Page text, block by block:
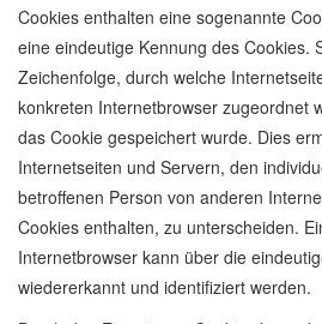
Cookies enthalten eine sogenannte
eine eindeutige Kennung des Cookies.
Zeichenfolge, durch welche
konkreten Internetbrowser zugeordnet
das Cookie gespeichert wurde. Dies
Internetseiten und Servern, den
betroffenen Person von anderen
Cookies enthalten, zu unterscheiden.
Internetbrowser kann über die
wiedererkannt und identifiziert werden.